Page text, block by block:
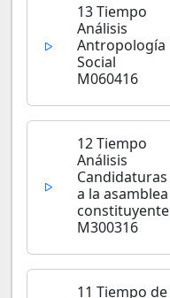
13 Tiempo
Análisis
Antropología
Social
M060416
12 Tiempo
Análisis
Candidaturas
a la asamblea
constituyente
M300316
11 Tiempo de